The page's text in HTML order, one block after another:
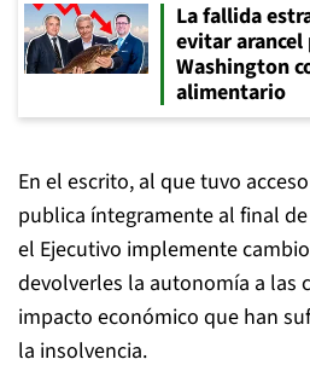
La fallida
evitar
Washington
alimentario
En el escrito, al que tuvo acceso
publica íntegramente al final
el Ejecutivo implemente
devolverles la autonomía a las
impacto económico que han
la insolvencia.